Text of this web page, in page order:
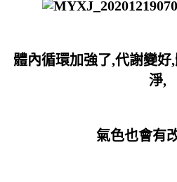
體內循環加強了,代謝變
淨,
氣色也會有